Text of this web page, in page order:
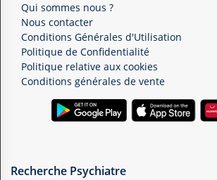
Qui sommes nous ?
Nous contacter
Conditions Générales d'Utilisation
Politique de Confidentialité
Politique relative aux cookies
Conditions générales de vente
Recherche Psychiatre